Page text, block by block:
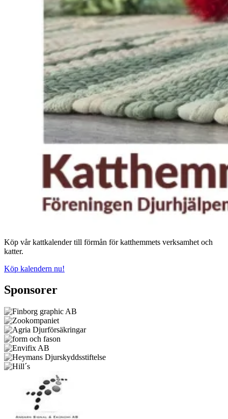
Köp vår kattkalender till förmån för katthemmets verksamhet och
katter.
Köp kalendern nu!
Sponsorer